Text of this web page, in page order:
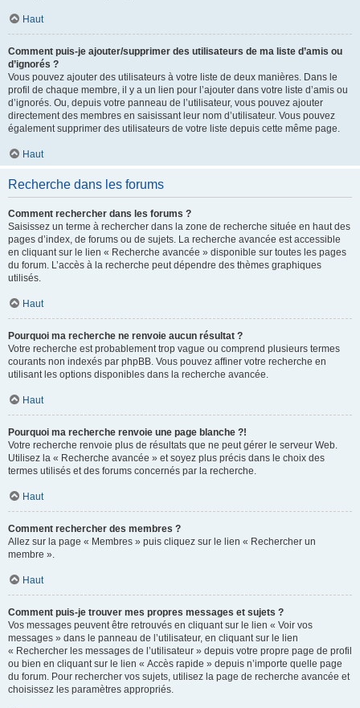
Haut
Comment puis-je ajouter/supprimer des utilisateurs de ma liste d’amis ou
d’ignorés ?
Vous pouvez ajouter des utilisateurs à votre liste de deux manières. Dans le
profil de chaque membre, il y a un lien pour l’ajouter dans votre liste d’amis ou
d’ignorés. Ou, depuis votre panneau de l’utilisateur, vous pouvez ajouter
directement des membres en saisissant leur nom d’utilisateur. Vous pouvez
également supprimer des utilisateurs de votre liste depuis cette même page.
Haut
Recherche dans les forums
Comment rechercher dans les forums ?
Saisissez un terme à rechercher dans la zone de recherche située en haut des
pages d’index, de forums ou de sujets. La recherche avancée est accessible
en cliquant sur le lien « Recherche avancée » disponible sur toutes les pages
du forum. L’accès à la recherche peut dépendre des thèmes graphiques
utilisés.
Haut
Pourquoi ma recherche ne renvoie aucun résultat ?
Votre recherche est probablement trop vague ou comprend plusieurs termes
courants non indexés par phpBB. Vous pouvez affiner votre recherche en
utilisant les options disponibles dans la recherche avancée.
Haut
Pourquoi ma recherche renvoie une page blanche ?!
Votre recherche renvoie plus de résultats que ne peut gérer le serveur Web.
Utilisez la « Recherche avancée » et soyez plus précis dans le choix des
termes utilisés et des forums concernés par la recherche.
Haut
Comment rechercher des membres ?
Allez sur la page « Membres » puis cliquez sur le lien « Rechercher un
membre ».
Haut
Comment puis-je trouver mes propres messages et sujets ?
Vos messages peuvent être retrouvés en cliquant sur le lien « Voir vos
messages » dans le panneau de l’utilisateur, en cliquant sur le lien
« Rechercher les messages de l’utilisateur » depuis votre propre page de profil
ou bien en cliquant sur le lien « Accès rapide » depuis n’importe quelle page
du forum. Pour rechercher vos sujets, utilisez la page de recherche avancée et
choisissez les paramètres appropriés.